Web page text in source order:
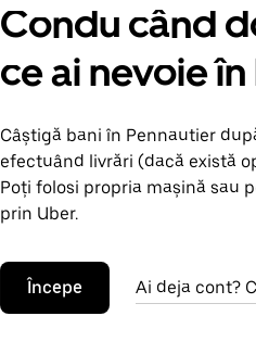
Condu când
ce ai nevoie
Câștigă bani în Pennautier
efectuând livrări (dacă există
Poți folosi propria mașină sau
prin Uber.
Începe Ai deja cont?